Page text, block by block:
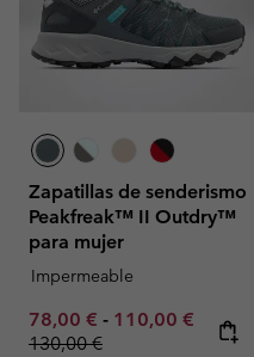
Zapatillas de senderismo
Peakfreak™ II Outdry™
para mujer
Impermeable
Minimum sale price:
78,00 € - Maximum sale
110,00 €
130,00 €